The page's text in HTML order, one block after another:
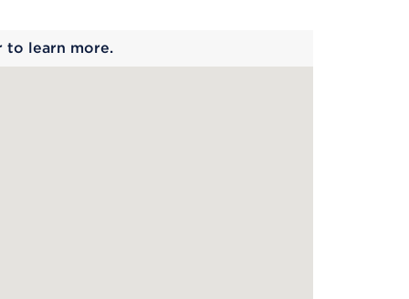
to learn more.